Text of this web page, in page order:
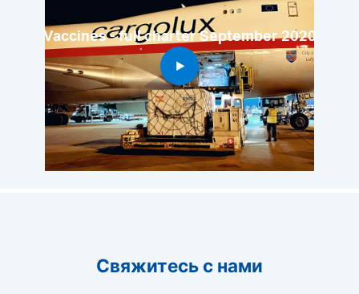
Vaccines - full charter September 2020
Свяжитесь с нами